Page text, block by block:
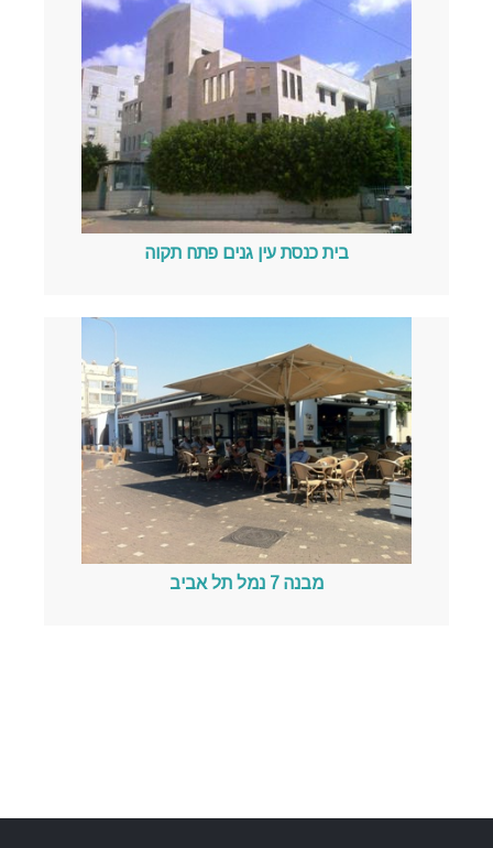
בית כנסת עין גנים פתח תקוה
מבנה 7 נמל תל אביב